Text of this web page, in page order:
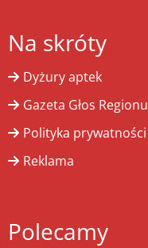
Na skróty
Dyżury aptek
Gazeta Głos Regionu
Polityka prywatności
Reklama
Polecamy